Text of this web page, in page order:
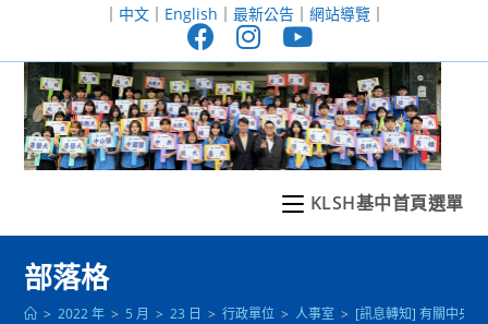
至
｜ 中文｜ English ｜ 最新公告｜ 網站導覽｜
KLSH基中首頁選單
部落格
> 2022 年 > 5 月 > 23 日 > 行政單位 > 人事室 > [訊息轉知] 有關中央